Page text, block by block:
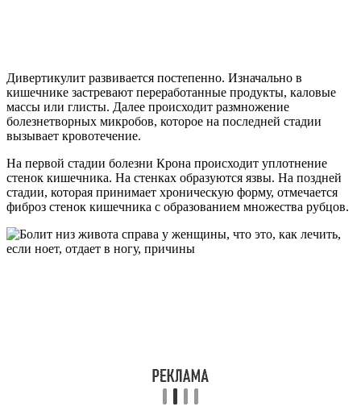
Дивертикулит развивается постепенно. Изначально в
кишечнике застревают переработанные продукты, каловые
массы или глисты. Далее происходит размножение
болезнетворных микробов, которое на последней стадии
вызывает кровотечение.
На первой стадии болезни Крона происходит уплотнение
стенок кишечника. На стенках образуются язвы. На поздней
стадии, которая принимает хроническую форму, отмечается
фиброз стенок кишечника с образованием множества рубцов.